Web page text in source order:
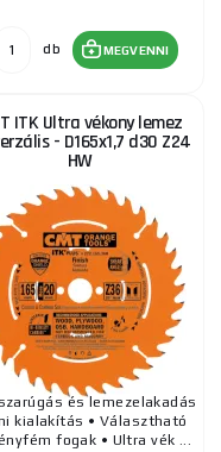
db MEGVENNI
ITK Ultra vékony lemez
- D165x1,7 d30 Z24
HW
és lemezelakadás
kialakítás • Választható
fogak • Ultra vék ...